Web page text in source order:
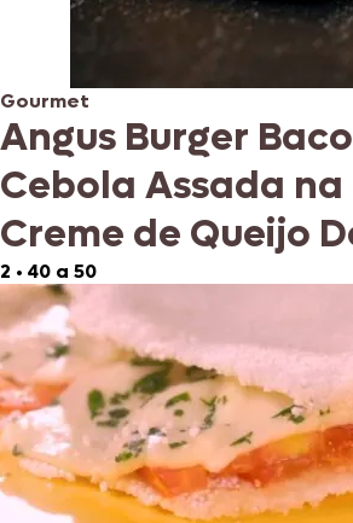
Gourmet
Angus Burger
Cebola Assada
Creme de Queijo
2 • 40 a 50